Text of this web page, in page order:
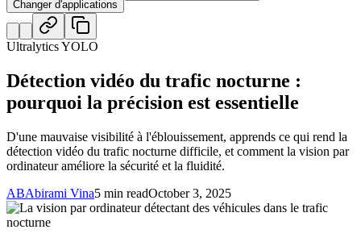
Changer d'applications
Ultralytics YOLO
Détection vidéo du trafic nocturne :
pourquoi la précision est essentielle
D'une mauvaise visibilité à l'éblouissement, apprends ce qui rend la
détection vidéo du trafic nocturne difficile, et comment la vision par
ordinateur améliore la sécurité et la fluidité.
ABAbirami Vina5 min readOctober 3, 2025